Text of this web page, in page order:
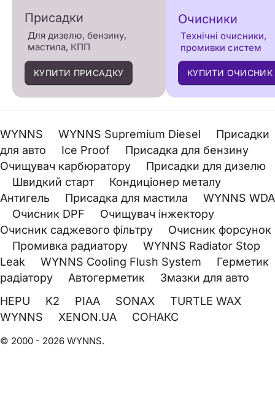
Присадки
Для дизелю, бензину,
мастила, КПП
КУПИТИ ПРИСАДКУ
Очисники
Технічні очисники,
промивки систем
КУПИТИ ОЧИСНИК
WYNNS WYNNS Supremium Diesel
Присадки
для авто
Ice Proof
Присадка для бензину
Очищувач карбюратору
Присадки для дизелю
Швидкий старт
Кондиціонер металу
Антигель
Присадка для мастила
WYNNS WDA
Очисник DPF
Очищувач інжектору
Очисник саджевого фільтру
Очисник форсунок
Промивка радиатору
WYNNS Radiator Stop
Leak
WYNNS Cooling Flush System
Герметик
радіатору
Автогерметик
Змазки для авто
HEPU
K2 PIAA SONAX
TURTLE WAX
WYNNS
XENON.UA СОНАКС
© 2000 - 2026 WYNNS.